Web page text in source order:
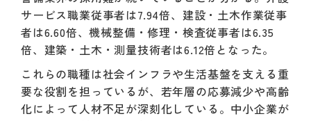
サービス職業従事者は7.94倍、建設・土木作業従事
者は6.60倍、機械整備・修理・検査従事者は6.35
倍、建築・土木・測量技術者は6.12倍となった。
これらの職種は社会インフラや生活基盤を支える重
要な役割を担っているが、若年層の応募減少や高齢
化によって人材不足が深刻化している。中小企業が